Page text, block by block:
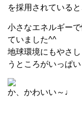
を採用されていると
小さなエネルギー
ていました^^
地球環境にもやさ
うところがいっぱい
か、かわいい～♩